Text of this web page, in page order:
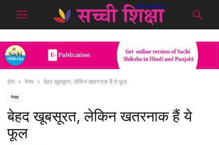
होम नेचर बेहद खूबसूरत, लेकिन खतरनाक हैं ये फूल
नेचर
बेहद खूबसूरत, लेकिन खतरनाक हैं ये
फूल